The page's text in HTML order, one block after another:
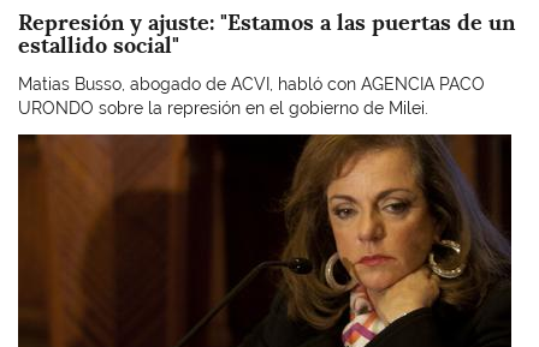
Represión y ajuste: "Estamos a las puertas de un
estallido social"
Matias Busso, abogado de ACVI, habló con AGENCIA PACO
URONDO sobre la represión en el gobierno de Milei.
Imagen